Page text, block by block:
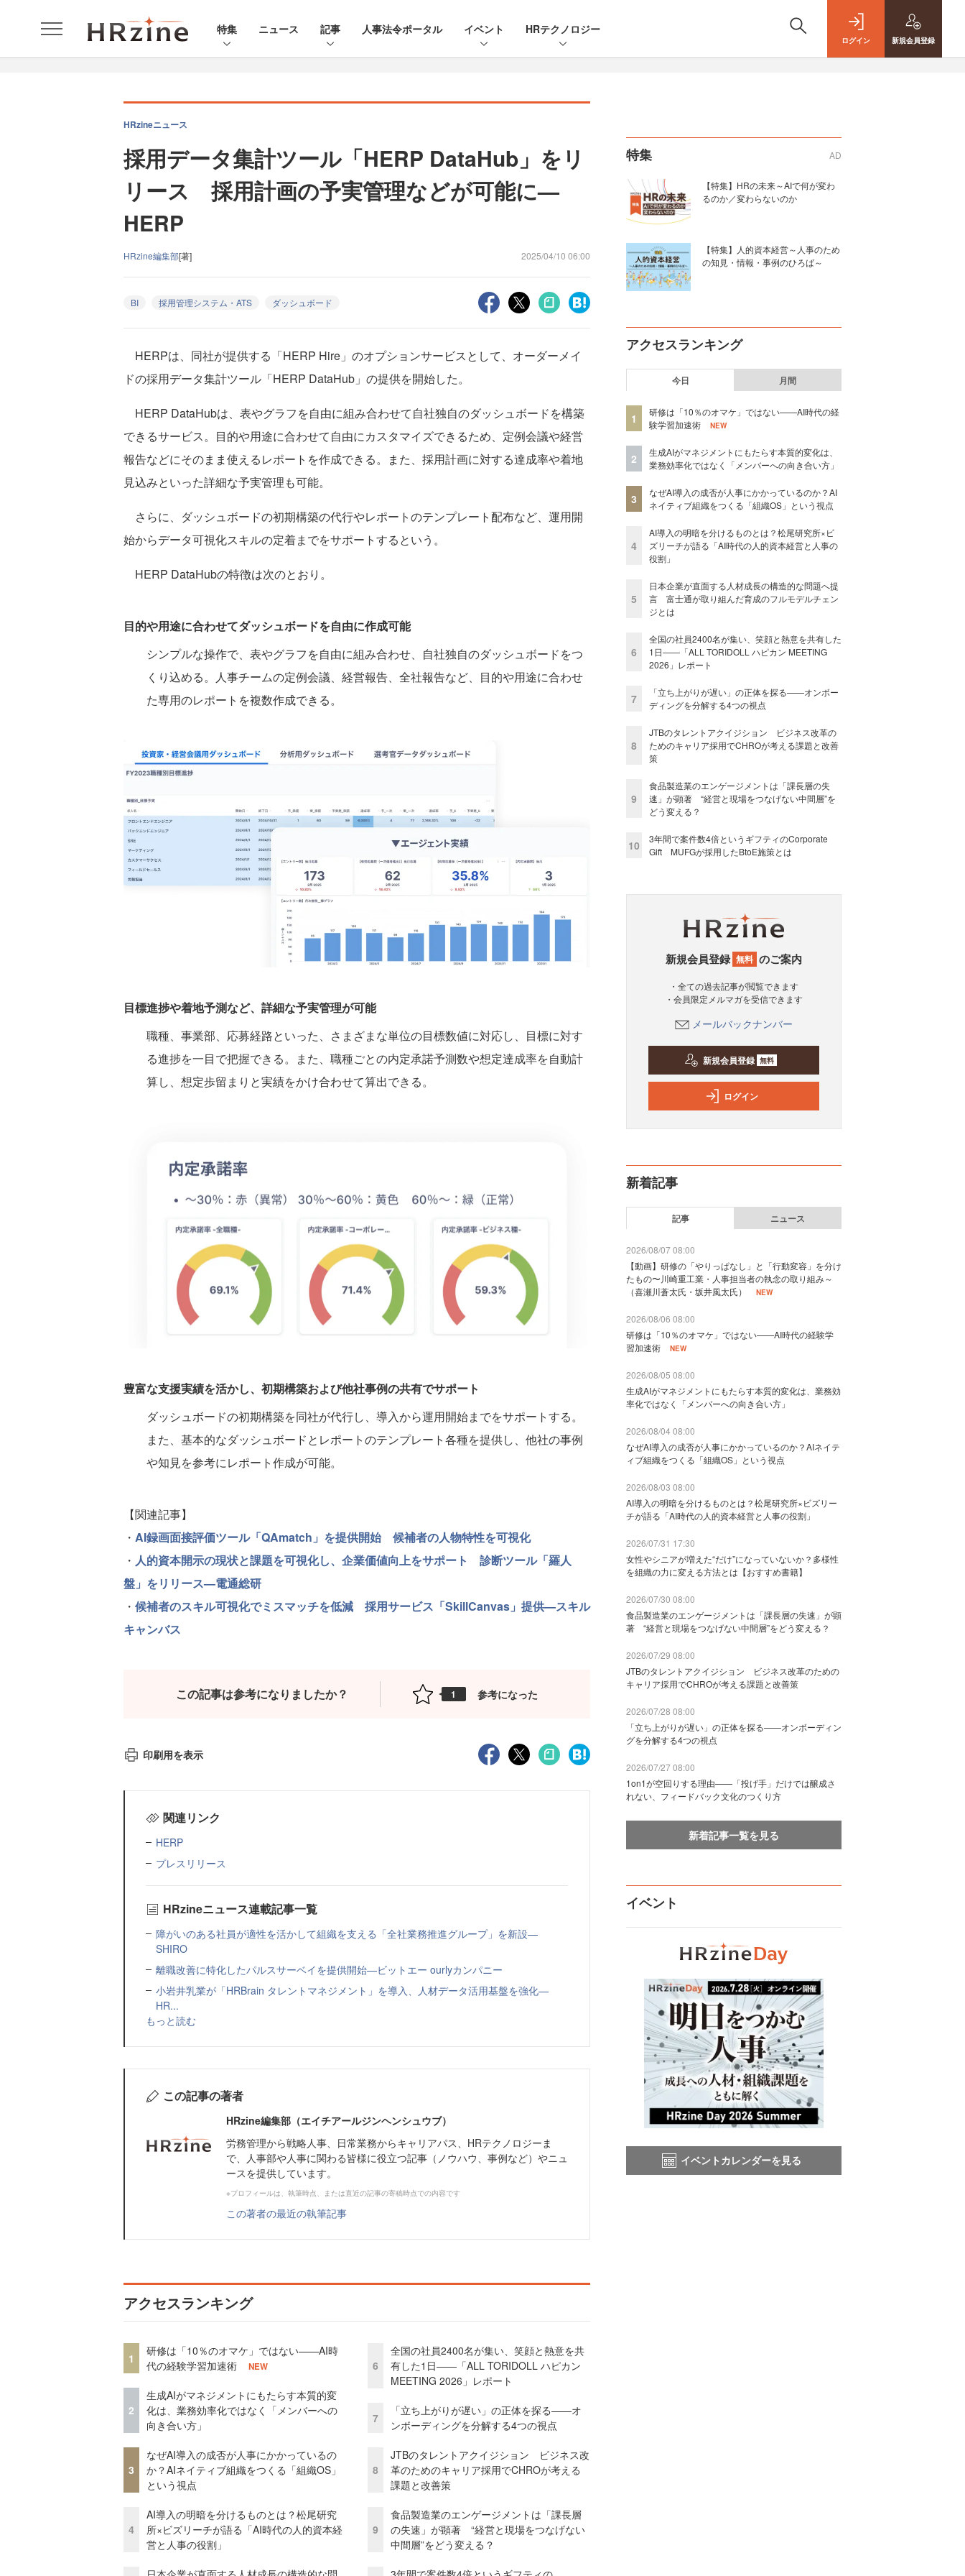
特集 ニュース 記事 人事法令ポータル イベント HRテクノロジー
ログイン 新規会員登録
HRzineニュース
採用データ集計ツール「HERP DataHub」をリ
リース 採用計画の予実管理などが可能に—
HERP
HRzine編集部[著] 2025/04/10 06:00
BI 採用管理システム・ATS ダッシュボード
HERPは、同社が提供する「HERP Hire」のオプションサービスとして、オーダーメイ
ドの採用データ集計ツール「HERP DataHub」の提供を開始した。
HERP DataHubは、表やグラフを自由に組み合わせて自社独自のダッシュボードを構築
できるサービス。目的や用途に合わせて自由にカスタマイズできるため、定例会議や経営
報告などにそのまま使えるレポートを作成できる。また、採用計画に対する達成率や着地
見込みといった詳細な予実管理も可能。
さらに、ダッシュボードの初期構築の代行やレポートのテンプレート配布など、運用開
始からデータ可視化スキルの定着までをサポートするという。
HERP DataHubの特徴は次のとおり。
目的や用途に合わせてダッシュボードを自由に作成可能
シンプルな操作で、表やグラフを自由に組み合わせ、自社独自のダッシュボードをつ
くり込める。人事チームの定例会議、経営報告、全社報告など、目的や用途に合わせ
た専用のレポートを複数作成できる。
目標進捗や着地予測など、詳細な予実管理が可能
職種、事業部、応募経路といった、さまざまな単位の目標数値に対応し、目標に対す
る進捗を一目で把握できる。また、職種ごとの内定承諾予測数や想定達成率を自動計
算し、想定歩留まりと実績をかけ合わせて算出できる。
豊富な支援実績を活かし、初期構築および他社事例の共有でサポート
ダッシュボードの初期構築を同社が代行し、導入から運用開始までをサポートする。
また、基本的なダッシュボードとレポートのテンプレート各種を提供し、他社の事例
や知見を参考にレポート作成が可能。
【関連記事】
・ AI録画面接評価ツール「QAmatch」を提供開始 候補者の人物特性を可視化
・ 人的資本開示の現状と課題を可視化し、企業価値向上をサポート 診断ツール「羅人
盤」をリリース—電通総研
・ 候補者のスキル可視化でミスマッチを低減 採用サービス「SkillCanvas」提供—スキル
キャンバス
この記事は参考になりましたか？ 1 参考になった
印刷用を表示
関連リンク
HERP
プレスリリース
HRzineニュース連載記事一覧
障がいのある社員が適性を活かして組織を支える「全社業務推進グループ」を新設—
SHIRO
離職改善に特化したパルスサーベイを提供開始—ビットエー ourlyカンパニー
小岩井乳業が「HRBrain タレントマネジメント」を導入、人材データ活用基盤を強化—
HR...
もっと読む
この記事の著者
HRzine編集部（エイチアールジンヘンシュウブ）
労務管理から戦略人事、日常業務からキャリアパス、HRテクノロジーま
で、人事部や人事に関わる皆様に役立つ記事（ノウハウ、事例など）やニュ
ースを提供しています。
※プロフィールは、執筆時点、または直近の記事の寄稿時点での内容です
この著者の最近の執筆記事
アクセスランキング
1
研修は「10％のオマケ」ではない——AI時
代の経験学習加速術
NEW
2
生成AIがマネジメントにもたらす本質的変
化は、業務効率化ではなく「メンバーへの
向き合い方」
3
なぜAI導入の成否が人事にかかっているの
か？AIネイティブ組織をつくる「組織OS」
という視点
4
AI導入の明暗を分けるものとは？松尾研究
所×ビズリーチが語る「AI時代の人的資本経
営と人事の役割」
6
全国の社員2400名が集い、笑顔と熱意を共
有した1日――「ALL TORIDOLL ハピカン
MEETING 2026」レポート
7
「立ち上がりが遅い」の正体を探る——オ
ンボーディングを分解する4つの視点
8
JTBのタレントアクイジション ビジネス改
革のためのキャリア採用でCHROが考える
課題と改善策
9
食品製造業のエンゲージメントは「課長層
の失速」が顕著 “経営と現場をつなげない
中間層”をどう変える？
特集 AD
【特集】HRの未来～AIで何が変わ
るのか／変わらないのか
【特集】人的資本経営～人事のため
の知見・情報・事例のひろば～
アクセスランキング
今日 月間
1
研修は「10％のオマケ」ではない——AI時代の経
験学習加速術
NEW
2
生成AIがマネジメントにもたらす本質的変化は、
業務効率化ではなく「メンバーへの向き合い方」
3
なぜAI導入の成否が人事にかかっているのか？AI
ネイティブ組織をつくる「組織OS」という視点
4
AI導入の明暗を分けるものとは？松尾研究所×ビ
ズリーチが語る「AI時代の人的資本経営と人事の
役割」
5
日本企業が直面する人材成長の構造的な問題へ提
言 富士通が取り組んだ育成のフルモデルチェン
ジとは
6
全国の社員2400名が集い、笑顔と熱意を共有した
1日――「ALL TORIDOLL ハピカン MEETING
2026」レポート
7
「立ち上がりが遅い」の正体を探る——オンボー
ディングを分解する4つの視点
8
JTBのタレントアクイジション ビジネス改革の
ためのキャリア採用でCHROが考える課題と改善
策
9
食品製造業のエンゲージメントは「課長層の失
速」が顕著 “経営と現場をつなげない中間層”を
どう変える？
10
3年間で案件数4倍というギフティのCorporate
Gift MUFGが採用したBtoE施策とは
新規会員登録 無料 のご案内
・全ての過去記事が閲覧できます
・会員限定メルマガを受信できます
メールバックナンバー
新規会員登録 無料
ログイン
新着記事
記事 ニュース
2026/08/07 08:00
【動画】研修の「やりっぱなし」と「行動変容」を分け
たもの〜川崎重工業・人事担当者の執念の取り組み～
（喜瀬川蒼太氏・坂井風太氏）
NEW
2026/08/06 08:00
研修は「10％のオマケ」ではない——AI時代の経験学
習加速術
NEW
2026/08/05 08:00
生成AIがマネジメントにもたらす本質的変化は、業務効
率化ではなく「メンバーへの向き合い方」
2026/08/04 08:00
なぜAI導入の成否が人事にかかっているのか？AIネイテ
ィブ組織をつくる「組織OS」という視点
2026/08/03 08:00
AI導入の明暗を分けるものとは？松尾研究所×ビズリー
チが語る「AI時代の人的資本経営と人事の役割」
2026/07/31 17:30
女性やシニアが増えた“だけ”になっていないか？多様性
を組織の力に変える方法とは【おすすめ書籍】
2026/07/30 08:00
食品製造業のエンゲージメントは「課長層の失速」が顕
著 “経営と現場をつなげない中間層”をどう変える？
2026/07/29 08:00
JTBのタレントアクイジション ビジネス改革のための
キャリア採用でCHROが考える課題と改善策
2026/07/28 08:00
「立ち上がりが遅い」の正体を探る——オンボーディン
グを分解する4つの視点
2026/07/27 08:00
1on1が空回りする理由——「投げ手」だけでは醸成さ
れない、フィードバック文化のつくり方
新着記事一覧を見る
イベント
イベントカレンダーを見る